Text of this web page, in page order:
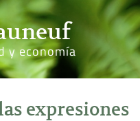
y economía
expresiones